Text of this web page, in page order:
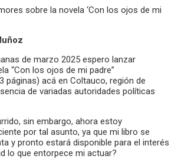
de marzo 2025 espero lanzar
“Con los ojos de mi padre”
páginas) acá en Coltauco, región de
de variadas autoridades políticas
sin embargo, ahora estoy
por tal asunto, ya que mi libro se
y pronto estará disponible para el interés
lo que entorpece mi actuar?